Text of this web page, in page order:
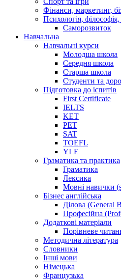
Фінанси, маркетинг,
Психологія, філософія,
Саморозвиток
Навчальна
Навчальні курси
Молодша школа
Середня школа
Старша школа
Студенти та
Підготовка до іспитів
First Certificate
IELTS
KET
PET
SAT
TOEFL
YLE
Граматика та практика
Граматика
Лексика
Мовні навички
Бізнес англійська
Ділова (General
Професійна
Додаткові матеріали
Порівневе
Методична література
Словники
Інші мови
Німецька
Французька